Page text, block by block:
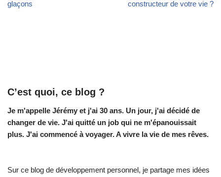
glaçons constructeur de votre vie ?
C’est quoi, ce blog ?
Je m'appelle Jérémy et j'ai 30 ans. Un jour, j'ai décidé de
changer de vie. J'ai quitté un job qui ne m'épanouissait
plus. J'ai commencé à voyager. A vivre la vie de mes rêves.
Sur ce blog de développement personnel, je partage mes idées